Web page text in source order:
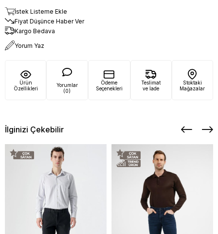
İstek Listeme Ekle
Fiyat Düşünce Haber Ver
Kargo Bedava
Yorum Yaz
Ürün
Özellikleri
Yorumlar
(0)
Ödeme
Seçenekleri
Teslimat
ve İade
Stoktaki
Mağazalar
İlginizi Çekebilir